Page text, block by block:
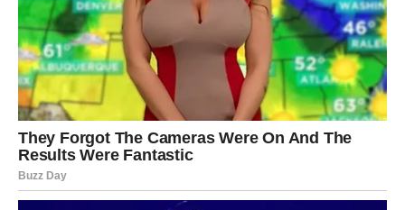
Ovu smesu ravnomerno rasporedite preko sloja od
plazma keksa.
Ponovo vratite kalup u frižider da se torta stegne.
Treći sloj – Čokoladno-kremasta nota